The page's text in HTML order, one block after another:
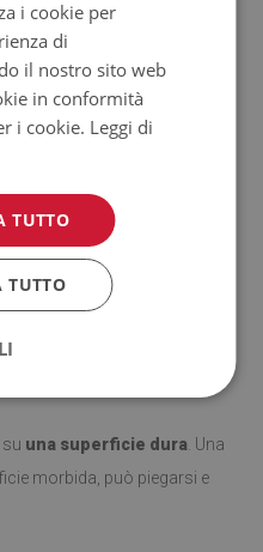
alle macchie e
dovuto al trascorrere
non usare prodotti chimici
su una superficie dura . Una
morbida, può piegarsi e
i cookie per
di
il nostro sito web
in conformità
i cookie. Leggi di
TUTTO
TUTTO